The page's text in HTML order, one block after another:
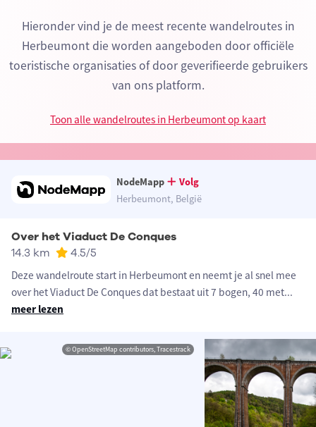
Hieronder vind je de meest recente wandelroutes in
Herbeumont die worden aangeboden door officiële
toeristische organisaties of door geverifieerde gebruikers
van ons platform.
Toon alle wandelroutes in Herbeumont op kaart
NodeMapp
Volg
Herbeumont, België
Over het Viaduct De Conques
14.3 km 4.5/5
Deze wandelroute start in Herbeumont en neemt je al snel mee
over het Viaduct De Conques dat bestaat uit 7 bogen, 40 met...
meer lezen
© OpenStreetMap contributors, Tracestrack